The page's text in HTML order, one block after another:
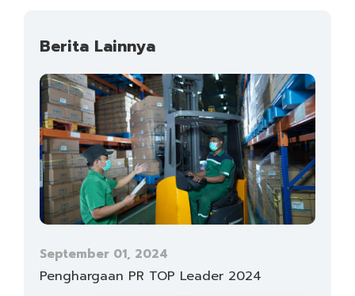
Berita Lainnya
September 01, 2024
Penghargaan PR TOP Leader 2024